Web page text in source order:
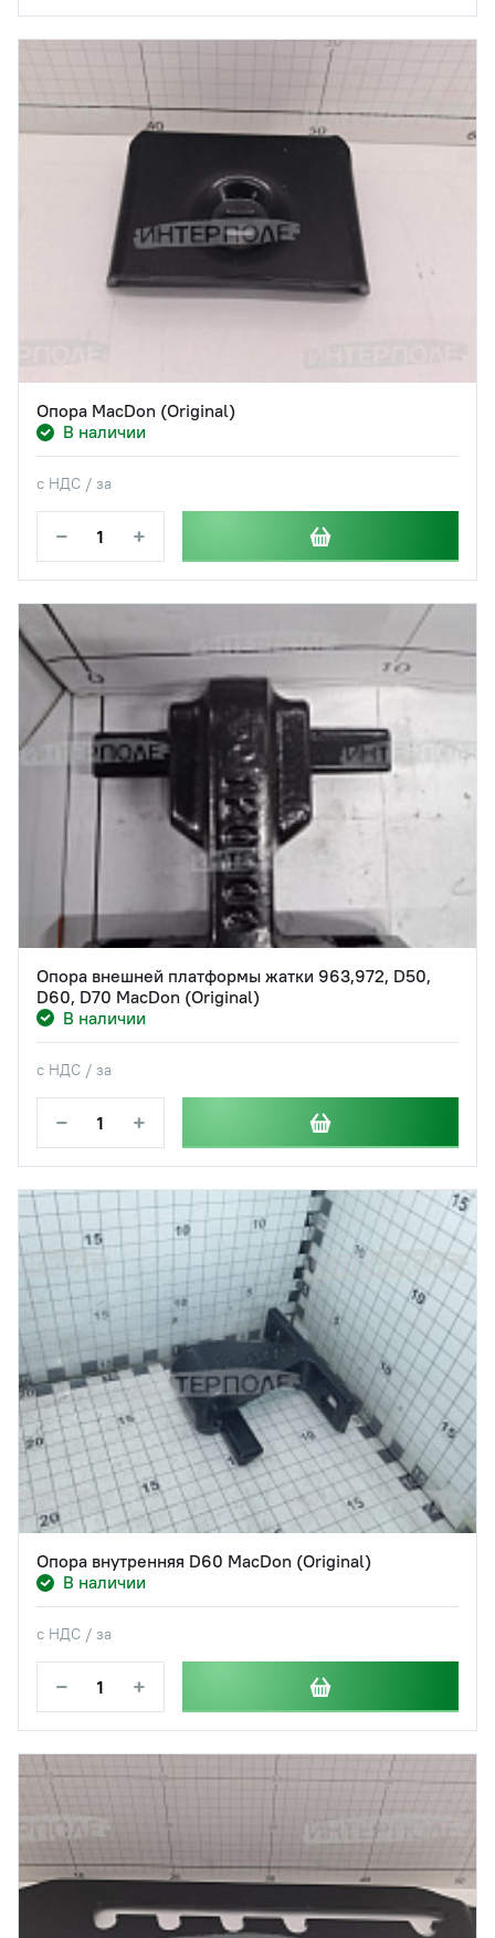
Опора MacDon (Original)
В наличии
с НДС / за
− +
Опора внешней платформы жатки 963,972, D50,
D60, D70 MacDon (Original)
В наличии
с НДС / за
− +
Опора внутренняя D60 MacDon (Original)
В наличии
с НДС / за
− +